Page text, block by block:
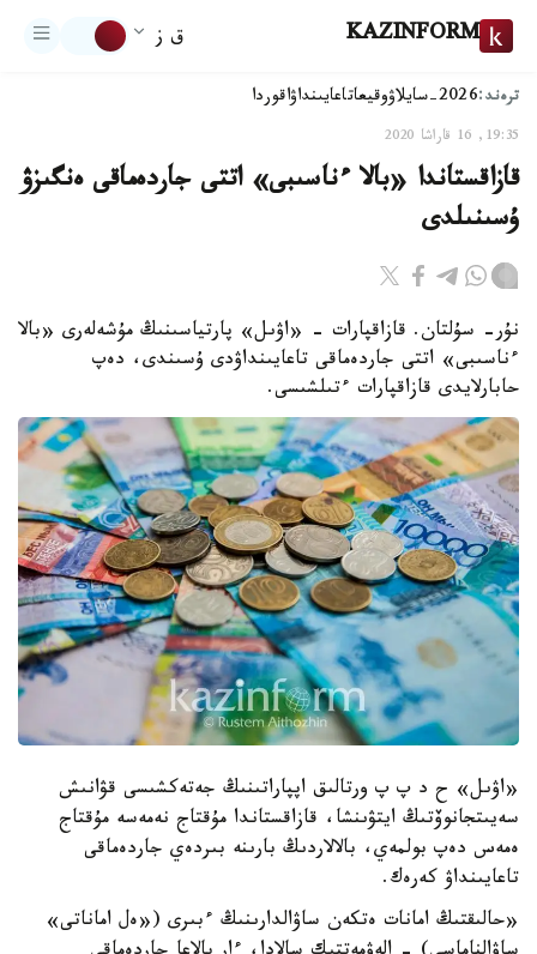
KAZINFORM ق ز
ترەند:2026-سايلاۋ وقيعاتاعايىنداۋاقوردا
19:35, 16 قاراشا 2020
قازاقستاندا «بالا ءناسىبى» اتتى جاردەماقى ەنگىزۋ
ۇسىنىلدى
نۇر- سۇلتان. قازاقپارات - «اۋىل» پارتياسىنىڭ مۇشەلەرى «بالا
ءناسىبى» اتتى جاردەماقى تاعايىنداۋدى ۇسىندى، دەپ
حابارلايدى قازاقپارات ءتىلشىسى.
«اۋىل» ح د پ پ ورتالىق اپپاراتىنىڭ جەتەكشىسى قۋانىش
سەيىتجانوۆتىڭ ايتۋىنشا، قازاقستاندا مۇقتاج نەمەسە مۇقتاج
ەمەس دەپ بولمەي، بالالاردىڭ بارىنە بىردەي جاردەماقى
تاعايىنداۋ كەرەك.
«حالىقتىڭ امانات ەتكەن ساۋالدارىنىڭ ءبىرى («ەل اماناتى»